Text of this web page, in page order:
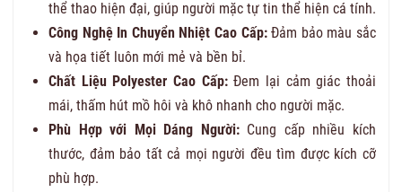
thể thao hiện đại, giúp người mặc tự tin thể hiện cá tính.
Công Nghệ In Chuyển Nhiệt Cao Cấp:Đảm bảo màu sắc
và họa tiết luôn mới mẻ và bền bỉ.
Chất Liệu Polyester Cao Cấp:Đem lại cảm giác thoải
mái, thấm hút mồ hôi và khô nhanh cho người mặc.
Phù Hợp với Mọi Dáng Người:Cung cấp nhiều kích
thước, đảm bảo tất cả mọi người đều tìm được kích cỡ
phù hợp.